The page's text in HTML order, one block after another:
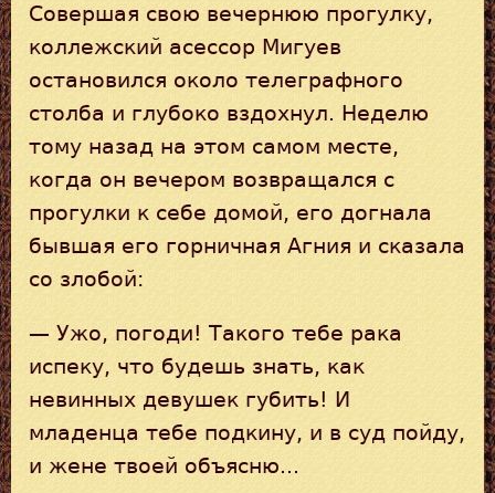
Совершая свою вечернюю прогулку,
коллежский асессор Мигуев
остановился около телеграфного
столба и глубоко вздохнул. Неделю
тому назад на этом самом месте,
когда он вечером возвращался с
прогулки к себе домой, его догнала
бывшая его горничная Агния и сказала
со злобой:
— Ужо, погоди! Такого тебе рака
испеку, что будешь знать, как
невинных девушек губить! И
младенца тебе подкину, и в суд пойду,
и жене твоей объясню...